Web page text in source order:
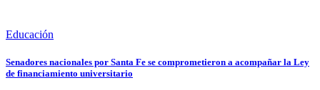
Educación
Senadores nacionales por Santa Fe se comprometieron a acompañar la Ley
de financiamiento universitario